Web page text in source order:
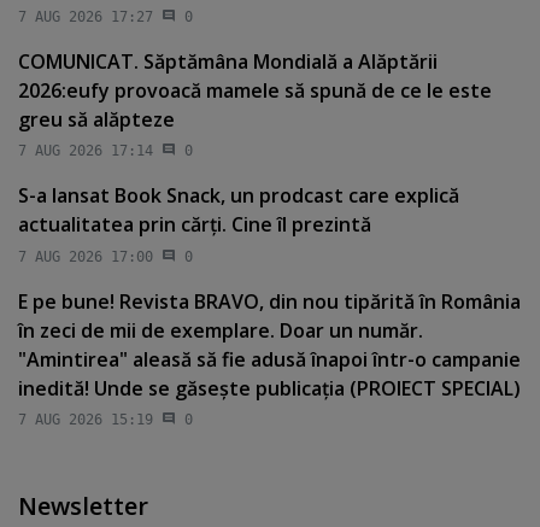
7 AUG 2026 17:27 0
COMUNICAT. Săptămâna Mondială a Alăptării
2026:eufy provoacă mamele să spună de ce le este
greu să alăpteze
7 AUG 2026 17:14 0
S-a lansat Book Snack, un prodcast care explică
actualitatea prin cărţi. Cine îl prezintă
7 AUG 2026 17:00 0
E pe bune! Revista BRAVO, din nou tipărită în România
în zeci de mii de exemplare. Doar un număr.
"Amintirea" aleasă să fie adusă înapoi într-o campanie
inedită! Unde se găseşte publicaţia (PROIECT SPECIAL)
7 AUG 2026 15:19 0
Newsletter